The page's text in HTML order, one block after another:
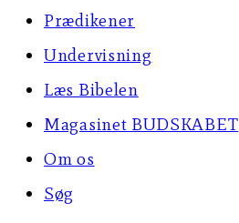
Prædikener
Undervisning
Læs Bibelen
Magasinet BUDSKABET
Om os
Søg